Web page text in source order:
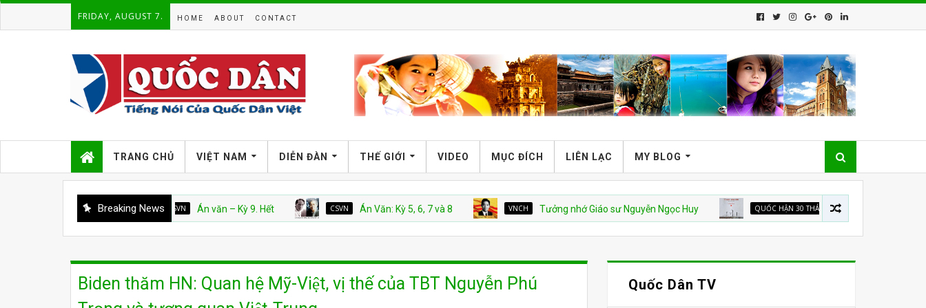
FRIDAY, AUGUST 7. HOME ABOUT CONTACT
TRANG CHỦ VIỆT NAM DIỄN ĐÀN THẾ GIỚI VIDEO MỤC ĐÍCH LIÊN LẠC MY BLOG
Breaking News
CSVN Án văn – Kỳ 9. Hết CSVN Án Văn: Kỳ 5, 6, 7 và 8 VNCH Tưởng nhớ Giáo sư Nguyễn Ngọc Huy QUỐC HẬN 30 THÁNG 4 Từ nhà tù đến “TỔ QUỐC
Biden thăm HN: Quan hệ Mỹ-Việt, vị thế của TBT Nguyễn Phú
Quốc Dân TV